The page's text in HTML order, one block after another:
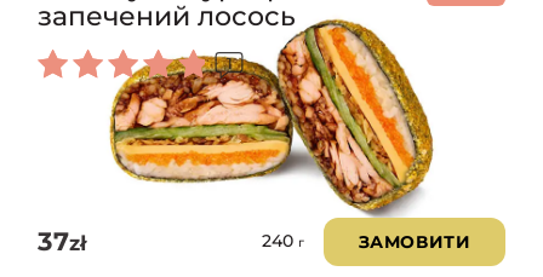
запечений лосось
Оцінено
1
37zł 240 г ЗАМОВИТИ